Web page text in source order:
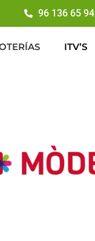
96 136 65 94
ITV’S